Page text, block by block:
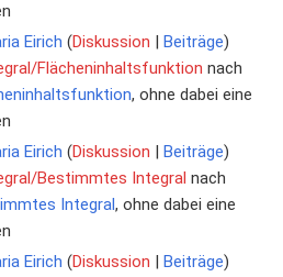
Eirich Diskussion
Beiträge
Flächeninhaltsfunktion nach
, ohne dabei eine
Eirich Diskussion
Beiträge
Bestimmtes Integral nach
Integral, ohne dabei eine
Eirich Diskussion
Beiträge